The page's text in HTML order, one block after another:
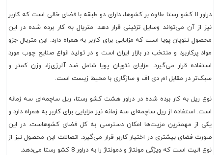
دراور 8 کشو رستا علاوه بر کشوها، دارای دو طبقه با فضای خالی است که کاربر
نیز از آن می‌تواند وسایل تزئینی قرار دهد. متریال به کار برده شده در این
محصول نئوپان پویا است که مزایایی برای کاربر به همراه دارد. این متریال جزو
مواد پرکاربرد و منتخب در بازار ایران است و در تولید انواع صنایع چوب مورد
استفاده قرار می‌گیرد. مزایای نئوپان پویا شامل ضد آلرژی‌زا، وزن کمتر و
سبک‌تر در مقابل ام دی اف و سازگاری با محیط زیست است.
نوع ریل به کار برده شده در دراور هشت کشو رستا، ریل ساچمه‌ای سه زمانه
است. استفاده از ریل ساچمه‌ای سه زمانه نیز مزایایی برای کاربر به همراه دارد و
یکی از مهمترین مزیت‌ها امکان دسترسی به کل فضای کشوهاست. در این
صورت فضای بیشتری در اختیار کاربر قرار می‌گیرد. اتصالات این محصول نیز از
نوع الیت است که ویژگی مونتاژ و دمونتاژ را به دراور 8 کشو رستا می‌دهد.